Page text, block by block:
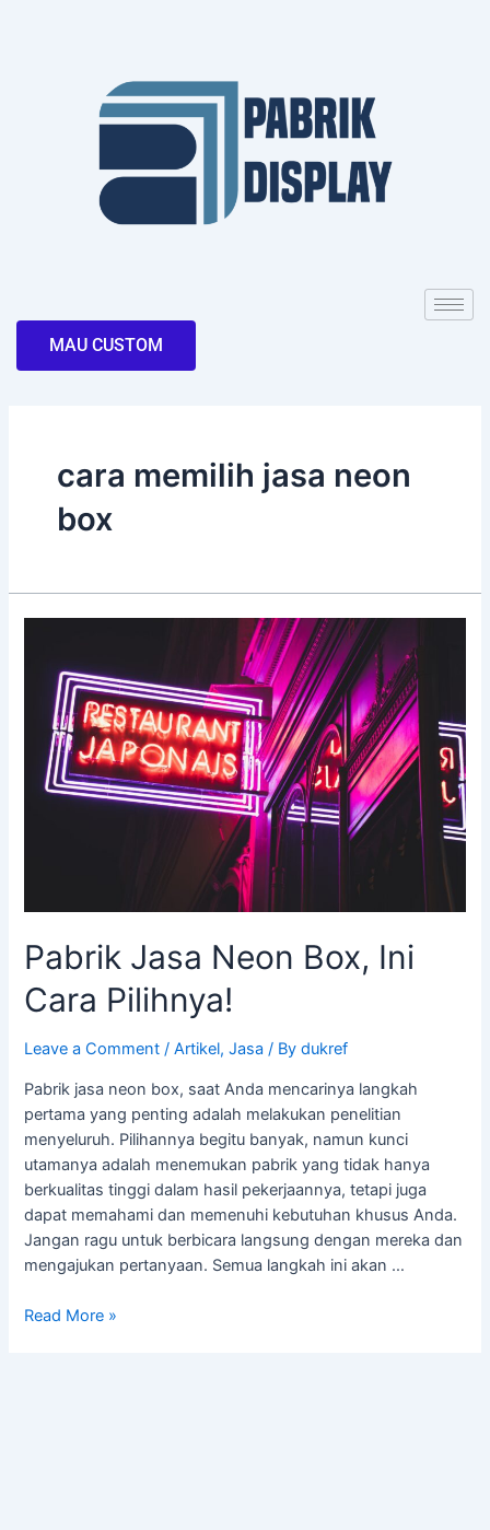
MAU CUSTOM
cara memilih jasa neon
box
Pabrik Jasa Neon Box, Ini
Cara Pilihnya!
Leave a Comment /Artikel,Jasa / Bydukref
Pabrik jasa neon box, saat Anda mencarinya langkah
pertama yang penting adalah melakukan penelitian
menyeluruh. Pilihannya begitu banyak, namun kunci
utamanya adalah menemukan pabrik yang tidak hanya
berkualitas tinggi dalam hasil pekerjaannya, tetapi juga
dapat memahami dan memenuhi kebutuhan khusus Anda.
Jangan ragu untuk berbicara langsung dengan mereka dan
mengajukan pertanyaan. Semua langkah ini akan …
Neon
Box,
Cara
Pilihnya!
Read More »